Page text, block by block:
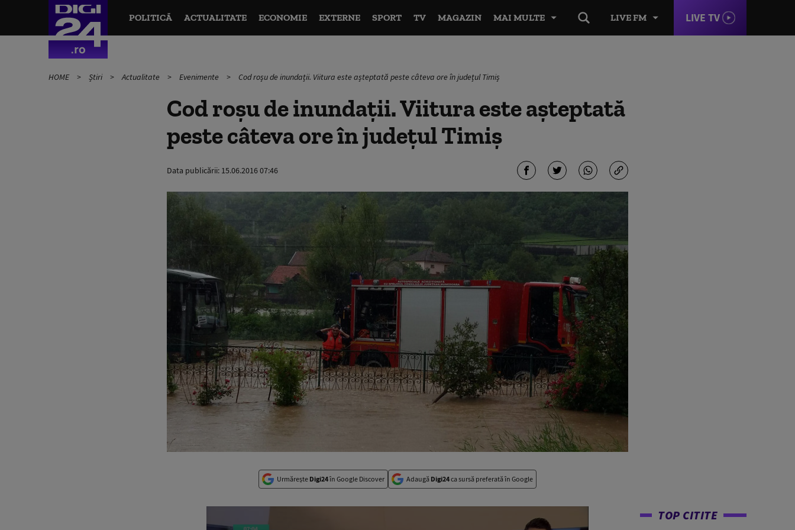
LIVE FM LIVE TV
POLITICĂ ACTUALITATE ECONOMIE EXTERNE SPORT TV MAGAZIN MAI MULTE
HOME Știri Actualitate Evenimente Cod roșu de inundații. Viitura este așteptată peste câteva ore în județul Timiș
Cod roșu de inundații. Viitura este așteptată
peste câteva ore în județul Timiș
Data publicării: 15.06.2016 07:46
Urmărește Digi24în Google Discover Adaugă Digi24ca sursă preferată în Google
TOP CITITE